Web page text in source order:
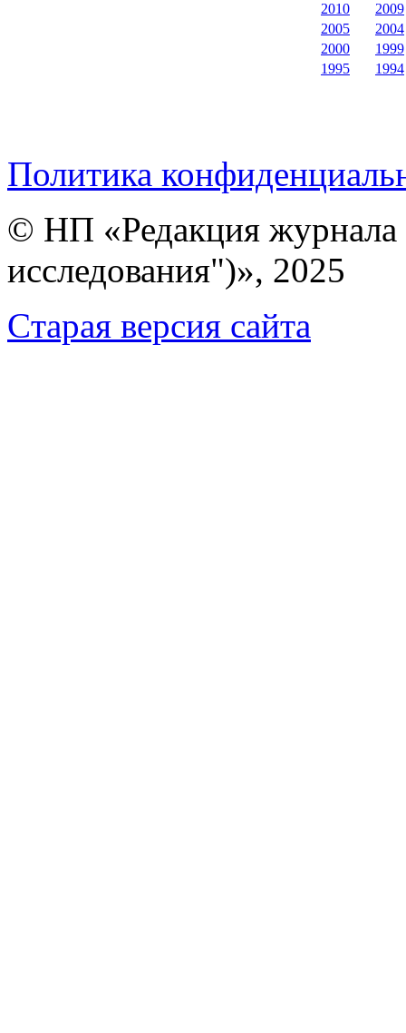
2010
2009
2005
2004
2000
1999
1995
1994
Политика
© НП «Редакция
исследования")», 2025
Cтарая версия сайта